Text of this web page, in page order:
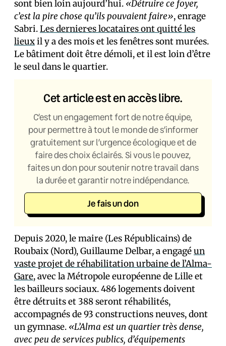
sont bien loin aujourd’hui. «Détruire ce foyer,
c’est la pire chose qu’ils pouvaient faire», enrage
Sabri.Les dernier·es locataires ont quitté les
lieuxil y a des mois et les fenêtres sont murées.
Le bâtiment doit être démoli, et il est loin d’être
le seul dans le quartier.
Cet article est en accès libre.
C’est un engagement fort de notre équipe,
pour permettre à tout le monde de s’informer
gratuitement sur l’urgence écologique et de
faire des choix éclairés. Si vous le pouvez,
faites un don pour soutenir notre travail dans
la durée et garantir notre indépendance.
Je fais un don
Depuis 2020, le maire (Les Républicains) de
Roubaix (Nord), Guillaume Delbar, a engagéun
vaste projet de réhabilitation urbaine de l’Alma-
Gare, avec la Métropole européenne de Lille et
les bailleurs sociaux. 486 logements doivent
être détruits et 388 seront réhabilités,
accompagnés de 93 constructions neuves, dont
un gymnase. «L’Alma est un quartier très dense,
avec peu de services publics, d’équipements